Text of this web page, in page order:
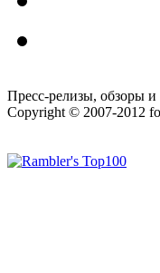
Пресс-релизы, обзоры
Copyright © 2007-2012